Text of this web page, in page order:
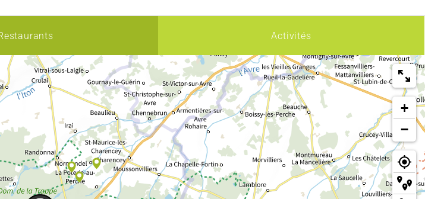
Activités
+
−